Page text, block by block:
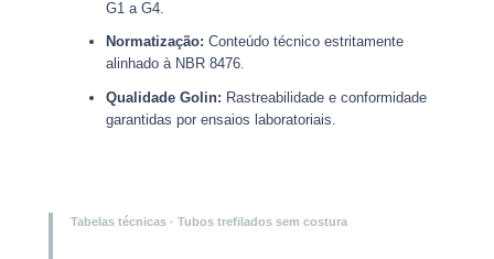
G1 a G4.
Normatização: Conteúdo técnico estritamente
alinhado à NBR 8476.
Qualidade Golin: Rastreabilidade e conformidade
garantidas por ensaios laboratoriais.
Tabelas técnicas · Tubos trefilados sem costura